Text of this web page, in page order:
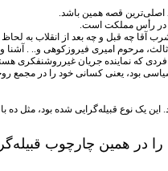
اصلی‌ترین قصه همین باشد.
در رأس مملکت است.
آقا چه قبل و چه بعد از انقلاب به
مرحوم امیری فیروزکوهی و.. . آشنا و
که نماینده جریان غیرروشنفکری
بود، یعنی کسانی خود را در
یک نوع قبیله‌گرایی شده بود، مثل ده
در همین چارچوب